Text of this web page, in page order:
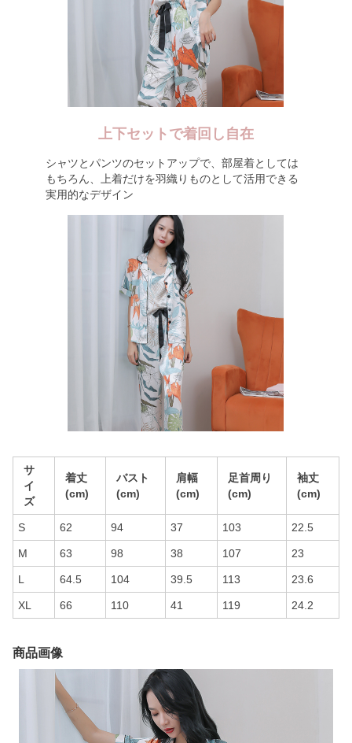
上下セットで着回し自在
シャツとパンツのセットアップで、部屋着としては
もちろん、上着だけを羽織りものとして活用できる
実用的なデザイン
サ
イ
ズ
着丈
(cm)
バスト
(cm)
肩幅
(cm)
足首周り
(cm)
袖丈
(cm)
S 62 94 37 103 22.5
M 63 98 38 107 23
L 64.5 104 39.5 113 23.6
XL 66 110 41 119 24.2
商品画像